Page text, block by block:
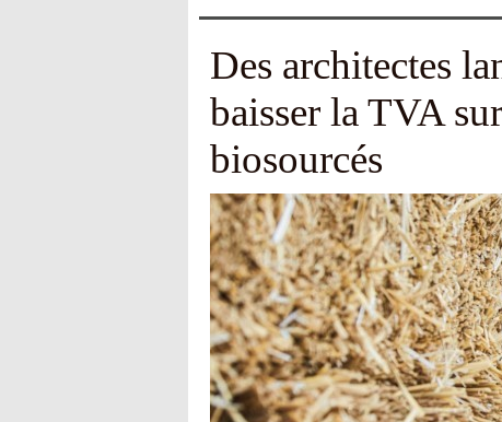
Des architectes
baisser la TVA
biosourcés